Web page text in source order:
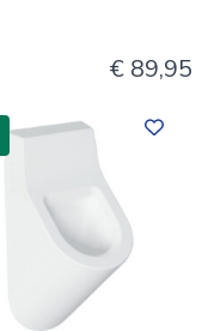
€ 89,95